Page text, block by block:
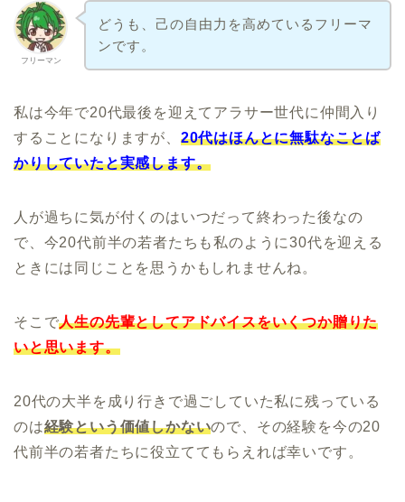
フリーマン
どうも、己の自由力を高めているフリーマ
ンです。
私は今年で20代最後を迎えてアラサー世代に仲間入り
することになりますが、 20代はほんとに無駄なことば
かりしていたと実感します。
人が過ちに気が付くのはいつだって終わった後なの
で、今20代前半の若者たちも私のように30代を迎える
ときには同じことを思うかもしれませんね。
そこで人生の先輩としてアドバイスをいくつか贈りた
いと思います。
20代の大半を成り行きで過ごしていた私に残っている
のは経験という価値しかないので、その経験を今の20
代前半の若者たちに役立ててもらえれば幸いです。